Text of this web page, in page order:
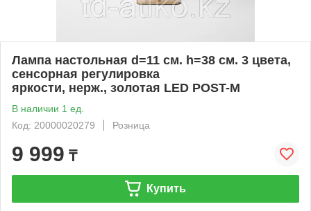
Лампа настольная d=11 см. h=38 см. 3 цвета,
сенсорная регулировка
яркости, нерж., золотая LED POST-M
В наличии 1 ед.
Код: 20000020279
Розница
9 999 ₸
Купить